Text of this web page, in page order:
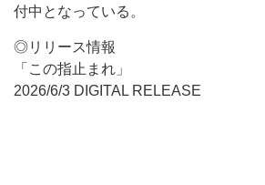
付中となっている。
◎リリース情報
「この指止まれ」
2026/6/3 DIGITAL RELEASE